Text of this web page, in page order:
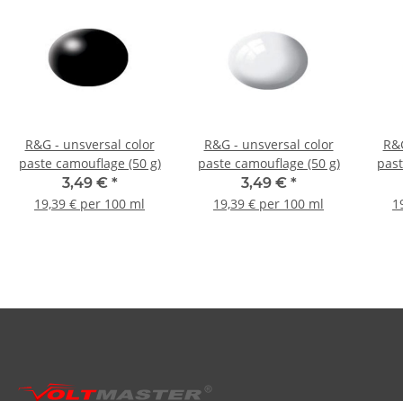
R&G - unsversal color
paste camouflage (50 g)
3,49 € *
19,39 € per 100 ml
R&G - unsversal color
paste camouflage (50 g)
3,49 € *
19,39 € per 100 ml